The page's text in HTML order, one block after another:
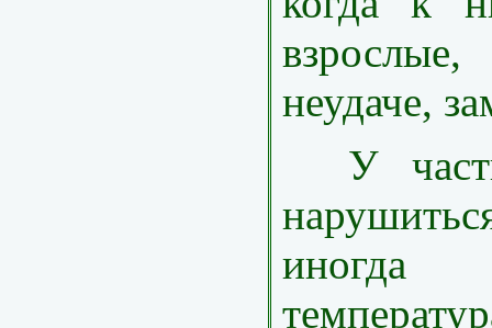
неудаче,
У
иногда